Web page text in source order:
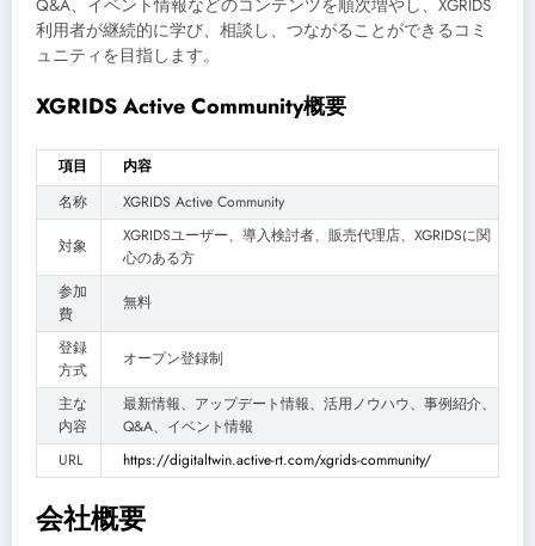
Q&A、イベント情報などのコンテンツを順次増やし、XGRIDS
利用者が継続的に学び、相談し、つながることができるコミ
ュニティを目指します。
XGRIDS Active Community概要
項目
内容
名称
XGRIDS Active Community
対象
XGRIDSユーザー、導入検討者、販売代理店、XGRIDSに関
心のある方
参加
費
無料
登録
方式
オープン登録制
主な
内容
最新情報、アップデート情報、活用ノウハウ、事例紹介、
Q&A、イベント情報
URL
https://digitaltwin.active-rt.com/xgrids-community/
会社概要